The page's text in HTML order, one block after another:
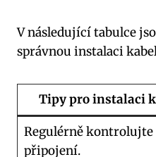
V následující tabulce
správnou instalaci
Tipy pro instalaci
Regulérně kontrolujte
připojení.